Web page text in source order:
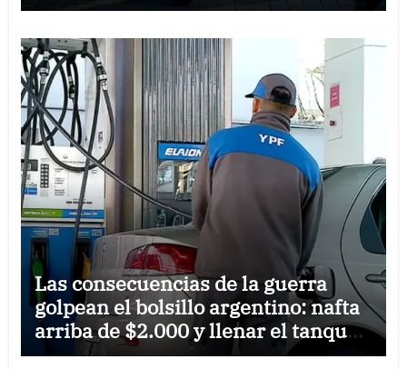
Las consecuencias de la guerra
golpean el bolsillo argentino: nafta
arriba de $2.000 y llenar el tanque
cuesta $100.000